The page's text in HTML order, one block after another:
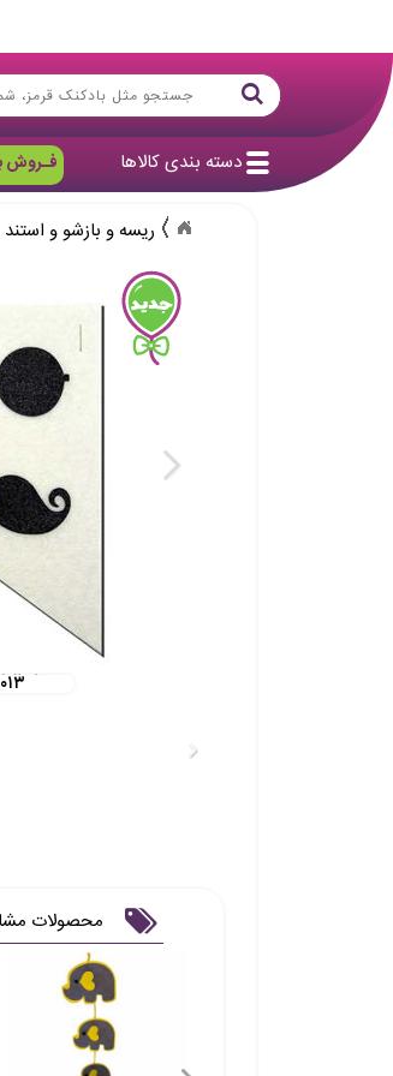
دسته بندی کالاها فـروش
ریسه و بازشو و استند
محصولات